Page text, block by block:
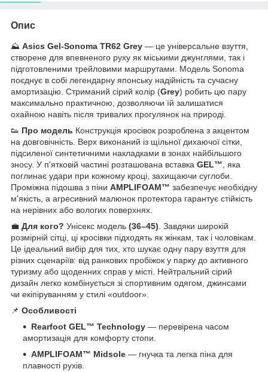
Опис
⛰️ Asics Gel-Sonoma TR62 Grey — це універсальне взуття,
створене для впевненого руху як міськими джунглями, так і
підготовленими трейловими маршрутами. Модель Sonoma
поєднує в собі легендарну японську надійність та сучасну
амортизацію. Стриманий сірий колір (Grey) робить цю пару
максимально практичною, дозволяючи їй залишатися
охайною навіть після тривалих прогулянок на природі.
👟 Про модель Конструкція кросівок розроблена з акцентом
на довговічність. Верх виконаний із щільної дихаючої сітки,
підсиленої синтетичними накладками в зонах найбільшого
зносу. У п'ятковій частині розташована вставка GEL™ , яка
поглинає удари при кожному кроці, захищаючи суглоби.
Проміжна підошва з піни AMPLIFOAM™ забезпечує необхідну
м'якість, а агресивний малюнок протектора гарантує стійкість
на нерівних або вологих поверхнях.
💼 Для кого? Унісекс модель (36–45) . Завдяки широкій
розмірній сітці, ці кросівки підходять як жінкам, так і чоловікам.
Це ідеальний вибір для тих, хто шукає одну пару взуття для
різних сценаріїв: від ранкових пробіжок у парку до активного
туризму або щоденних справ у місті. Нейтральний сірий
дизайн легко комбінується зі спортивним одягом, джинсами
чи екіпіруванням у стилі «outdoor».
📌 Особливості
Rearfoot GEL™ Technology — перевірена часом
амортизація для комфорту стопи.
AMPLIFOAM™ Midsole — гнучка та легка піна для
плавності рухів.